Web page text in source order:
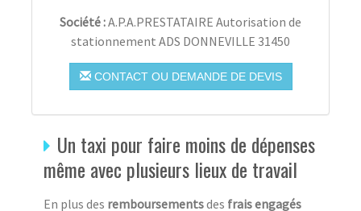
Société :A.P.A.PRESTATAIRE Autorisation de
stationnement ADS DONNEVILLE 31450
CONTACT OU DEMANDE DE DEVIS
Un taxi pour faire moins de dépenses
même avec plusieurs lieux de travail
En plus des remboursementsdes frais engagés